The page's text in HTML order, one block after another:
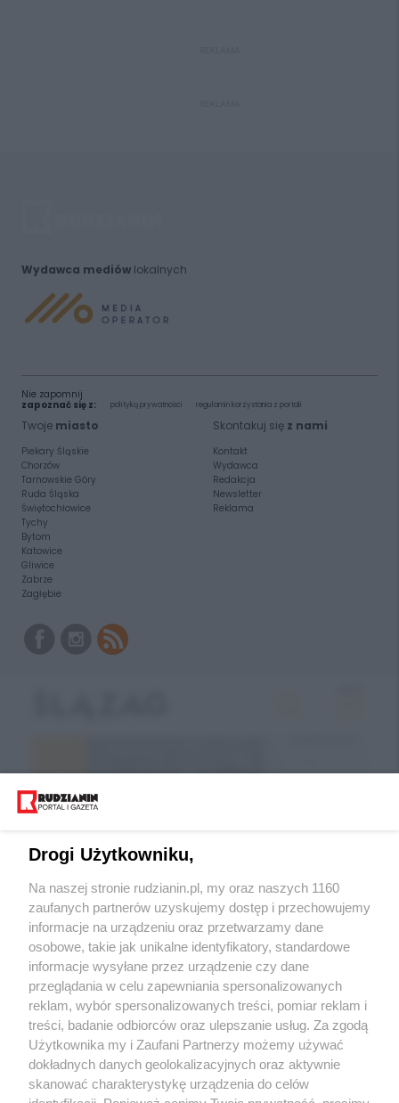
Wydawca mediówlokalnych
Nie zapomnij
zapoznać się z:
polityką prywatności regulamin korzystania z portali
Twoje miasto
Piekary Śląskie
Chorzów
Tarnowskie Góry
Ruda Śląska
Świętochłowice
Tychy
Bytom
Katowice
Gliwice
Zabrze
Zagłębie
Skontakuj się z nami
Kontakt
Wydawca
Redakcja
Newsletter
Reklama
Wróć do strony głównej
ślązag.pl
0%
Drogi Użytkowniku,
Na naszej stronie rudzianin.pl, my oraz naszych 1160
zaufanych partnerów uzyskujemy dostęp i przechowujemy
informacje na urządzeniu oraz przetwarzamy dane
osobowe, takie jak unikalne identyfikatory, standardowe
informacje wysyłane przez urządzenie czy dane
przeglądania w celu zapewniania spersonalizowanych
reklam, wybór spersonalizowanych treści, pomiar reklam i
treści, badanie odbiorców oraz ulepszanie usług. Za zgodą
Użytkownika my i Zaufani Partnerzy możemy używać
dokładnych danych geolokalizacyjnych oraz aktywnie
skanować charakterystykę urządzenia do celów